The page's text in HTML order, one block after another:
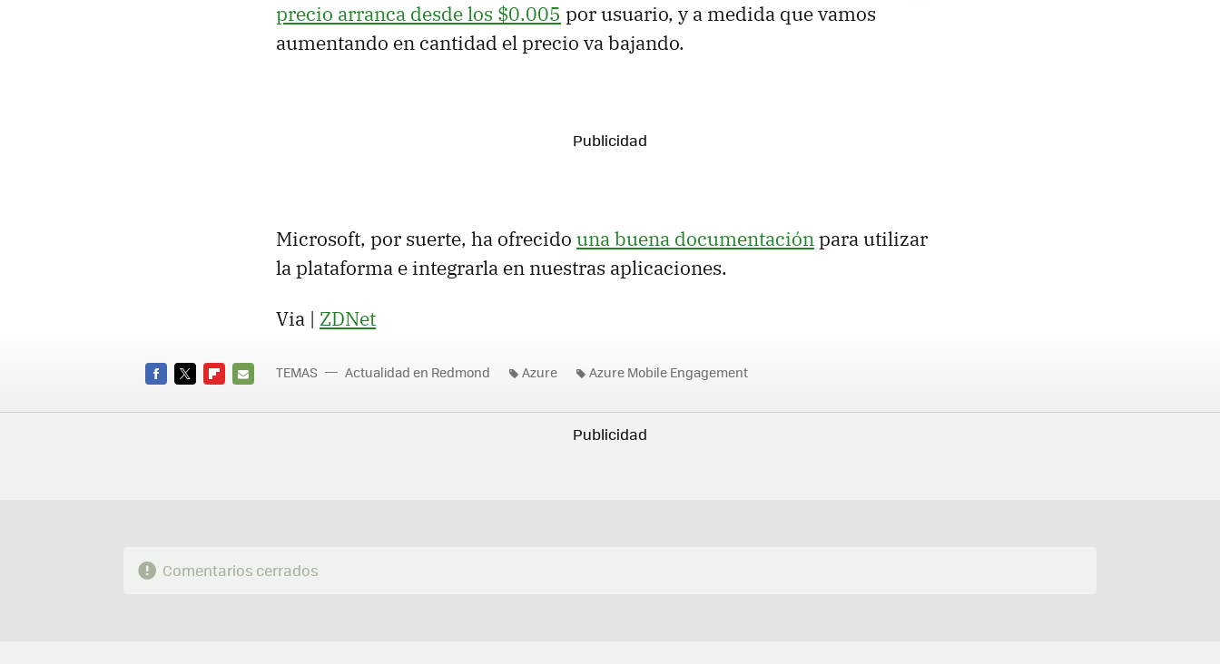
precio arranca desde los $0.005 por usuario, y a medida que vamos
aumentando en cantidad el precio va bajando.
Microsoft, por suerte, ha ofrecido una buena documentaciónpara utilizar
la plataforma e integrarla en nuestras aplicaciones.
Via | ZDNet
MAIL
TEMAS Actualidad en Redmond Azure Azure Mobile Engagement
Comentarios cerrados